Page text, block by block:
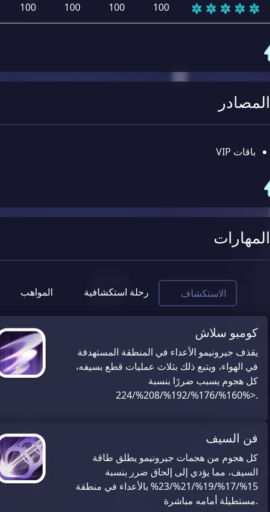
100
100
100
100
المصادر
باقات VIP
المهارات
الاستكشاف رحلة استكشافية المواهب
كومبو سلاش
يقذف جيرونيمو الأعداء في المنطقة المستهدفة
في الهواء، ويتبع ذلك بثلاث عمليات قطع بسيفه،
كل هجوم يسبب ضررًا بنسبة
160%/176%/192%/208%/224%>.
فن السيف
كل هجوم من هجمات جيرونيمو يطلق طاقة
السيف، مما يؤدي إلى إلحاق ضرر بنسبة
15%/17%/19%/21%/23% بالأعداء في منطقة
مستطيلة أمامه مباشرة.